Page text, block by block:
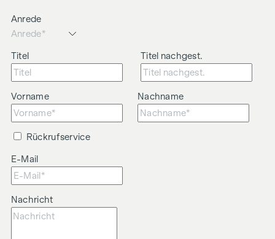
Anrede
Titel Titel nachgest.
Vorname Nachname
Rückrufservice
E-Mail
Nachricht